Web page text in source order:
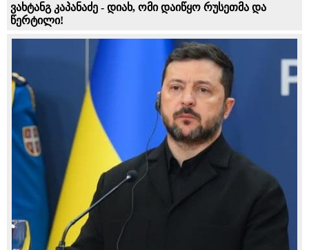
ვახტანგ კაპანაძე - დიახ, ომი დაიწყო რუსეთმა და
წერტილი!